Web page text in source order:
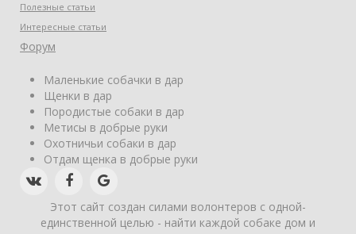
Полезные статьи
Интересные статьи
Форум
Маленькие собачки в дар
Щенки в дар
Породистые собаки в дар
Метисы в добрые руки
Охотничьи собаки в дар
Отдам щенка в добрые руки
Этот сайт создан силами волонтеров с одной-
единственной целью - найти каждой собаке дом и